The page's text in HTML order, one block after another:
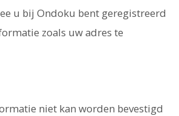
u bij Ondoku bent geregistreerd
zoals uw adres te
niet kan worden bevestigd